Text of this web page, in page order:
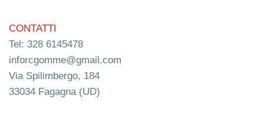
CONTATTI
Tel: 328 6145478
inforcgomme@gmail.com
Via Spilimbergo, 184
33034 Fagagna (UD)